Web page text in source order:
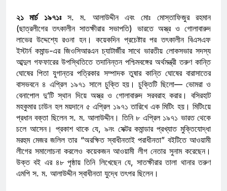
২১ মার্চ ১৯৭১ঃস. ম. আলাউদ্দীন এবং মোঃ মোস্তাফিজুর রহমান
(ছাত্রলীগের তৎকালীন সাতক্ষীরার সভাপতি) ভারতে অস্ত্র ও গোলাবারুদ
লাভের উদ্দেশ্যে রওনা হন। কয়েকদিন প্রচেষ্টার পর তৎকালীন বিএসএফ
ইস্টার্ন কমান্ড-এর জিওসিআরএন চ্যাটার্জীর সাথে ভারতীয় লোকসভার সদস্য
আব্দুল গফফারের উপস্থিতিতে তদানিন্তন পশ্চিমবঙ্গের অর্থমন্ত্রী তরুণ কান্তি
ঘোষের পিতা যুগান্তর পত্রিকার সম্পাদক তুষার কান্তি ঘোষের বারাসাতের
বাসভবনে ৪ এপ্রিল ১৯৭১ সালে চুক্তি হয়। চুক্তিটি ছিলো— ভোমরা ও
বেনাপোল দু’টি স্থান দিয়ে অস্ত্র ও গোলাবারুদ সরবরাহ করার। বসিরহাট
মহকুমার ঢাউন হল ময়দানে ৫ এপ্রিল ১৯৭১ তারিখে এক মিটিং হয়। মিটিংয়ে
প্রধান বক্তা ছিলেন স. ম. আলাউদ্দীন। তিনি ৮ এপ্রিল ১৯৭১ ভারত থেকে
চলে আসেন। প্রকাশ থাকে যে, ৯নং সেক্টর কমান্ডার প্রখ্যাত মুক্তিযোদ্ধা
মরহুম মেজর জলিল তার “অরক্ষিত স্বাধীনতাই পরাধীনতা” বইটিতে আওয়ামী
লীগের সমালোচনা করলেও কয়েকজন আওয়ামী লীগ নেতার সুনাম করেছেন।
উক্ত বই এর ৪৮ পৃষ্ঠায় তিনি লিখেছেন যে, সাতক্ষীরার তালা থানার তরুণ
এমপি স. ম. আলাউদ্দীন স্বাধীনতা যুদ্ধে তৎপর ছিলেন।